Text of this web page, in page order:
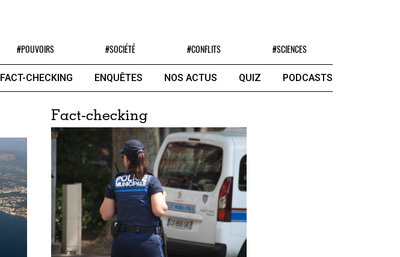
#POUVOIRS #SOCIÉTÉ #CONFLITS #SCIENCES
FACT-CHECKING ENQUÊTES NOS ACTUS QUIZ PODCASTS
Fact-checking